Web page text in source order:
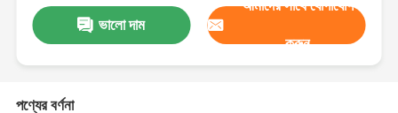
ভালো দাম
আমাদের সাথে যোগাযোগ
করুন
পণ্যের বর্ণনা